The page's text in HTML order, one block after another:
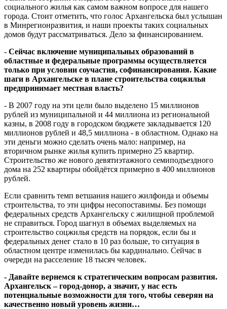
социального жилья как самом важном вопросе для нашего
города. Стоит отметить, что голос Архангельска был услышан
в Минрегионразвития, и наши проекты таких социальных
домов будут рассматриваться. Дело за финансированием.
- Сейчас включение муниципальных образований в
областные и федеральные программы осуществляется
только при условии соучастия, софинансирования. Какие
шаги в Архангельске в плане строительства соцжилья
предпринимает местная власть?
- В 2007 году на эти цели было выделено 15 миллионов
рублей из муниципальной и 44 миллиона из региональной
казны, в 2008 году в городском бюджете закладывается 120
миллионов рублей и 48,5 миллиона - в областном. Однако на
эти деньги можно сделать очень мало: например, на
вторичном рынке жилья купить примерно 25 квартир.
Строительство же нового девятиэтажного семиподъездного
дома на 252 квартиры обойдётся примерно в 400 миллионов
рублей.
Если сравнить темп ветшания нашего жилфонда и объемы
строительства, то эти цифры несопоставимы. Без помощи
федеральных средств Архангельску с жилищной проблемой
не справиться. Город шагнул в объемах выделяемых на
строительство соцжилья средств на порядок, если бы и
федеральных денег стало в 10 раз больше, то ситуация в
областном центре изменилась бы кардинально. Сейчас в
очереди на расселение 18 тысяч человек.
- Давайте вернемся к стратегическим вопросам развития.
Архангельск – город-донор, а значит, у нас есть
потенциальные возможности для того, чтобы северян на
качественно новый уровень жизни…